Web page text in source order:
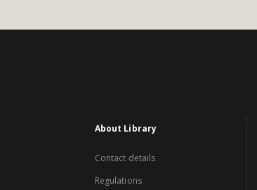
About Library
Contact details
Regulations